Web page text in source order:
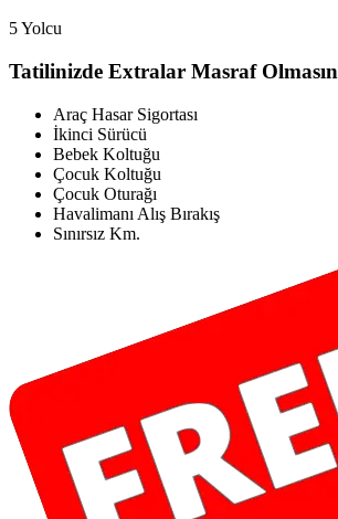
5 Yolcu
Tatilinizde Extralar Masraf Olmasın
Araç Hasar Sigortası
İkinci Sürücü
Bebek Koltuğu
Çocuk Koltuğu
Çocuk Oturağı
Havalimanı Alış Bırakış
Sınırsız Km.